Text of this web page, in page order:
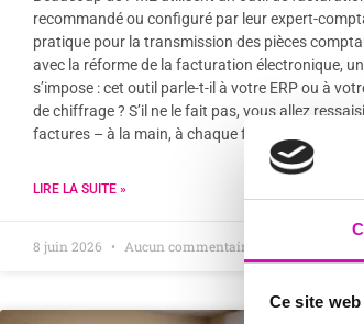
Ce site
recommandé ou configuré par leur expert-
pratique pour la transmission des pièces
avec la réforme de la facturation électronique,
s’impose : cet outil parle-t-il à votre ERP ou à
de chiffrage ? S’il ne le fait pas, vous allez
factures – à la main, à chaque fois.
LIRE LA SUITE »
8 juin 2026 Aucun commentaire